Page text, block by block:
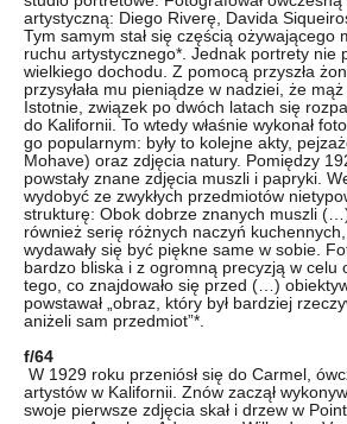
artystyczną: Diego Riverę, Davida
Tym samym stał się częścią ożywającego
ruchu artystycznego*. Jednak portrety nie
wielkiego dochodu. Z pomocą przyszła
przysyłała mu pieniądze w nadziei, że
Istotnie, związek po dwóch latach się
do Kalifornii. To wtedy właśnie wykonał
go popularnym: były to kolejne akty,
Mohave) oraz zdjęcia natury. Pomiędzy
powstały znane zdjęcia muszli i papryki.
wydobyć ze zwykłych przedmiotów
strukturę: Obok dobrze znanych muszli
również serię różnych naczyń
wydawały się być piękne same w sobie.
bardzo bliska i z ogromną precyzją w celu
tego, co znajdowało się przed (…)
powstawał „obraz, który był bardziej
aniżeli sam przedmiot”*.
f/64
W 1929 roku przeniósł się do Carmel,
artystów w Kalifornii. Znów zaczął
swoje pierwsze zdjęcia skał i drzew w